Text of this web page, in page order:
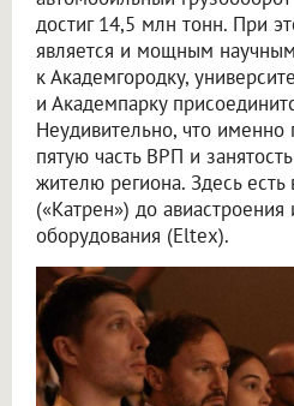
достиг 14,5 млн тонн. При
является и мощным
к Академгородку,
и Академпарку
Неудивительно, что
пятую часть ВРП и
жителю региона. Здесь
(«Катрен») до
оборудования (Eltex).